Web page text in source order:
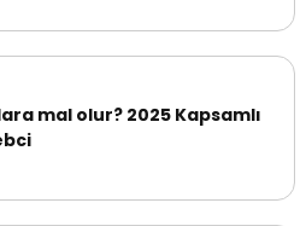
mal olur? 2025 Kapsamlı